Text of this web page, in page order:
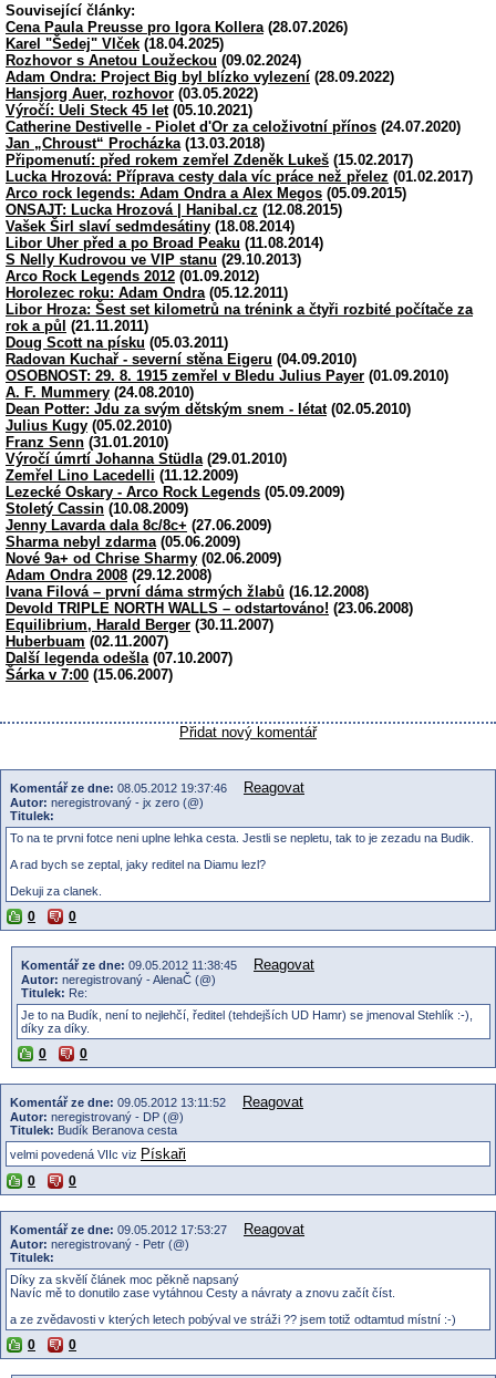
Související články:
Cena Paula Preusse pro Igora Kollera (28.07.2026)
Karel "Šedej" Vlček (18.04.2025)
Rozhovor s Anetou Loužeckou (09.02.2024)
Adam Ondra: Project Big byl blízko vylezení (28.09.2022)
Hansjorg Auer, rozhovor (03.05.2022)
Výročí: Ueli Steck 45 let(05.10.2021)
Catherine Destivelle - Piolet d'Or za celoživotní přínos (24.07.2020)
Jan „Chroust“ Procházka (13.03.2018)
Připomenutí: před rokem zemřel Zdeněk Lukeš (15.02.2017)
Lucka Hrozová: Příprava cesty dala víc práce než přelez (01.02.2017)
Arco rock legends: Adam Ondra a Alex Megos (05.09.2015)
ONSAJT: Lucka Hrozová | Hanibal.cz (12.08.2015)
Vašek Širl slaví sedmdesátiny (18.08.2014)
Libor Uher před a po Broad Peaku (11.08.2014)
S Nelly Kudrovou ve VIP stanu (29.10.2013)
Arco Rock Legends 2012 (01.09.2012)
Horolezec roku: Adam Ondra (05.12.2011)
Libor Hroza: Šest set kilometrů na trénink a čtyři rozbité počítače za
rok a půl (21.11.2011)
Doug Scott na písku (05.03.2011)
Radovan Kuchař - severní stěna Eigeru (04.09.2010)
OSOBNOST: 29. 8. 1915 zemřel v Bledu Julius Payer (01.09.2010)
A. F. Mummery (24.08.2010)
Dean Potter: Jdu za svým dětským snem - létat(02.05.2010)
Julius Kugy (05.02.2010)
Franz Senn (31.01.2010)
Výročí úmrtí Johanna Stüdla (29.01.2010)
Zemřel Lino Lacedelli (11.12.2009)
Lezecké Oskary - Arco Rock Legends (05.09.2009)
Stoletý Cassin (10.08.2009)
Jenny Lavarda dala 8c/8c+ (27.06.2009)
Sharma nebyl zdarma (05.06.2009)
Nové 9a+ od Chrise Sharmy (02.06.2009)
Adam Ondra 2008 (29.12.2008)
Ivana Filová – první dáma strmých žlabů (16.12.2008)
Devold TRIPLE NORTH WALLS – odstartováno! (23.06.2008)
Equilibrium, Harald Berger (30.11.2007)
Huberbuam (02.11.2007)
Další legenda odešla (07.10.2007)
Šárka v 7:00 (15.06.2007)
Přidat nový komentář
Komentář ze dne: 08.05.2012 19:37:46 Reagovat
Autor: neregistrovaný - jx zero (@)
Titulek:
To na te prvni fotce neni uplne lehka cesta. Jestli se nepletu, tak to je zezadu na Budik.
A rad bych se zeptal, jaky reditel na Diamu lezl?
Dekuji za clanek.
0 0
Komentář ze dne: 09.05.2012 11:38:45 Reagovat
Autor: neregistrovaný - AlenaČ (@)
Titulek: Re:
Je to na Budík, není to nejlehčí, ředitel (tehdejších UD Hamr) se jmenoval Stehlík :-),
díky za díky.
0 0
Komentář ze dne: 09.05.2012 13:11:52 Reagovat
Autor: neregistrovaný - DP (@)
Titulek: Budík Beranova cesta
velmi povedená VIIc viz Pískaři
0 0
Komentář ze dne: 09.05.2012 17:53:27 Reagovat
Autor: neregistrovaný - Petr (@)
Titulek:
Díky za skvělí článek moc pěkně napsaný
Navíc mě to donutilo zase vytáhnou Cesty a návraty a znovu začít číst.
a ze zvědavosti v kterých letech pobýval ve stráži ?? jsem totiž odtamtud místní :-)
0 0